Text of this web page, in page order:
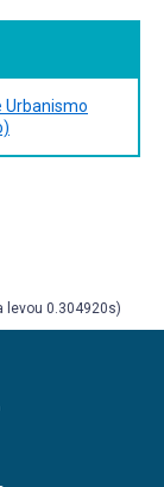
levou 0.304920s)